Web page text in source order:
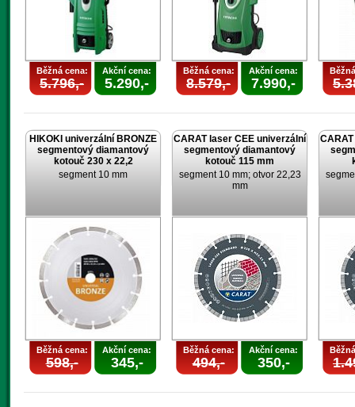
Běžná cena:
5.796,-
Akční cena:
5.290,-
Běžná cena:
8.579,-
Akční cena:
7.990,-
HIKOKI univerzální BRONZE
segmentový diamantový
kotouč 230 x 22,2
segment 10 mm
Běžná cena:
598,-
Akční cena:
345,-
CARAT laser CEE univerzální
segmentový diamantový
kotouč 115 mm
segment 10 mm; otvor 22,23
mm
Běžná cena:
494,-
Akční cena:
350,-